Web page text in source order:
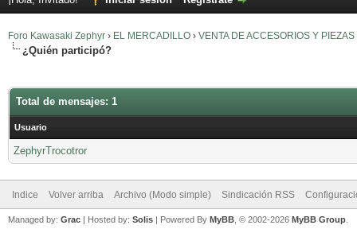
Foro Kawasaki Zephyr › EL MERCADILLO › VENTA DE ACCESORIOS Y PIEZAS
¿Quién participó?
Total de mensajes: 1
Usuario
ZephyrTrocotror
Indice Volver arriba Archivo (Modo simple) Sindicación RSS
Managed by: Grac | Hosted by: Solis | Powered By MyBB , © 2002-2026 MyBB Group